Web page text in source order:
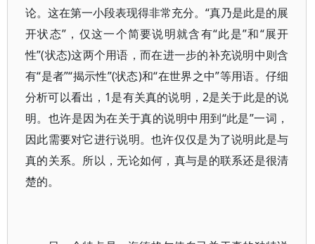
论。这在第一小段表现得非常充分。“真乃是此是的展
开状态”，仅这一个简要说明就含有“此是”和“展开
性”(状态)这两个用语，而在进一步的补充说明中则含
有“是者”“揭示性”(状态)和“在世界之中”等用语。仔细
分析可以看出，1是有关真的说明，2是关于此是的说
明。也许是因为在关于真的说明中用到“此是”一词，
因此需要对它进行说明。也许仅仅是为了说明此是与
真的关系。所以，无论如何，真与是的联系还是很清
楚的。